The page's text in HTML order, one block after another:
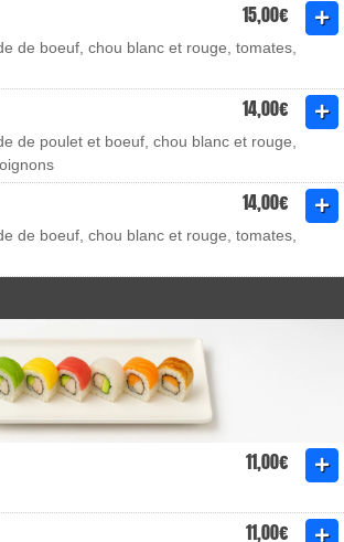
15,00€
de boeuf, chou blanc et rouge, tomates,
14,00€
de poulet et boeuf, chou blanc et rouge,
14,00€
de boeuf, chou blanc et rouge, tomates,
11,00€
11,00€